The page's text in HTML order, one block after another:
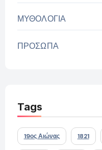
ΜΥΘΟΛΟΓΙΑ
ΠΡΟΣΩΠΑ
Tags
19ος Αιώνας 1821